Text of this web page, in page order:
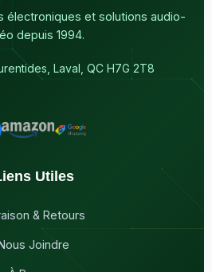
électroniques et solutions audio-
depuis 1994.
Laval, QC H7G 2T8
Utiles
& Retours
Joindre